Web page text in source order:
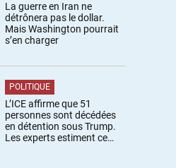
La guerre en Iran ne
détrônera pas le dollar.
Mais Washington pourrait
s’en charger
POLITIQUE
L’ICE affirme que 51
personnes sont décédées
en détention sous Trump.
Les experts estiment ce